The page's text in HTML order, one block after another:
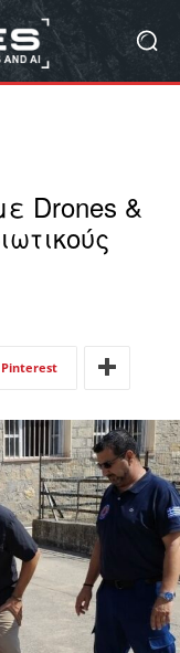
Drones &
Pinterest